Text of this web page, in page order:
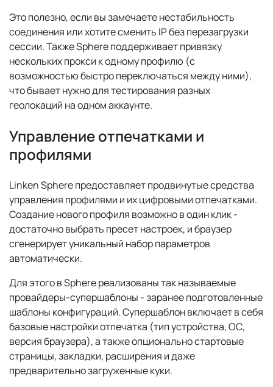
Это полезно, если вы замечаете нестабильность
соединения или хотите сменить IP без перезагрузки
сессии. Также Sphere поддерживает привязку
нескольких прокси к одному профилю (с
возможностью быстро переключаться между ними),
что бывает нужно для тестирования разных
геолокаций на одном аккаунте.
Управление отпечатками и
профилями
Linken Sphere предоставляет продвинутые средства
управления профилями и их цифровыми отпечатками.
Создание нового профиля возможно в один клик -
достаточно выбрать пресет настроек, и браузер
сгенерирует уникальный набор параметров
автоматически.
Для этого в Sphere реализованы так называемые
провайдеры-супершаблоны - заранее подготовленные
шаблоны конфигураций. Супершаблон включает в себя
базовые настройки отпечатка (тип устройства, ОС,
версия браузера), а также опционально стартовые
страницы, закладки, расширения и даже
предварительно загруженные куки.